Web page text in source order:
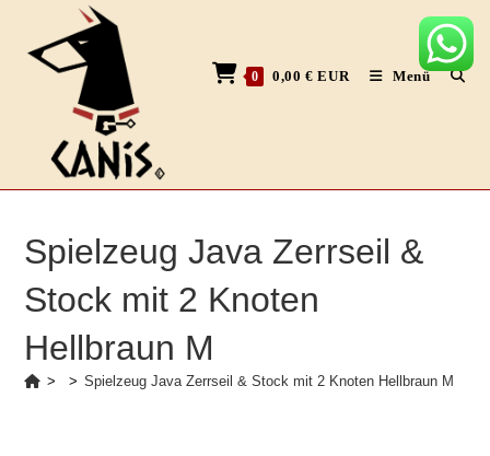
springen
0 0,00€ EUR Menü
Spielzeug Java Zerrseil &
Stock mit 2 Knoten
Hellbraun M
> > Spielzeug Java Zerrseil & Stock mit 2 Knoten Hellbraun M